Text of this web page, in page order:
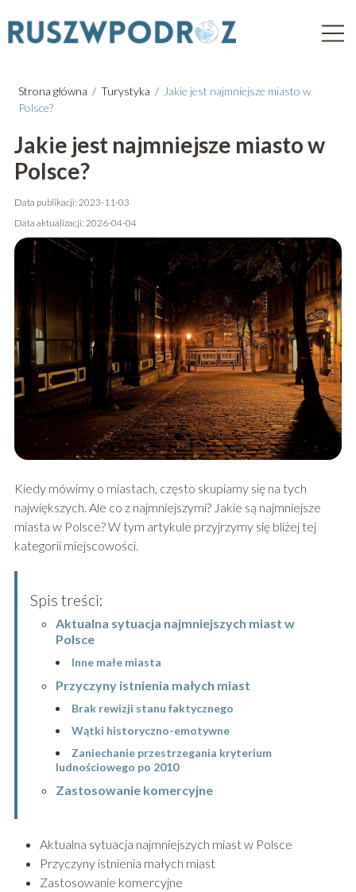
Strona główna / Turystyka / Jakie jest najmniejsze miasto w
Polsce?
Jakie jest najmniejsze miasto w
Polsce?
Data publikacji: 2023-11-03
Data aktualizacji: 2026-04-04
Kiedy mówimy o miastach, często skupiamy się na tych
największych. Ale co z najmniejszymi? Jakie są najmniejsze
miasta w Polsce? W tym artykule przyjrzymy się bliżej tej
kategorii miejscowości.
Spis treści:
Aktualna sytuacja najmniejszych miast w
Polsce
Inne małe miasta
Przyczyny istnienia małych miast
Brak rewizji stanu faktycznego
Wątki historyczno-emotywne
Zaniechanie przestrzegania kryterium
ludnościowego po 2010
Zastosowanie komercyjne
Aktualna sytuacja najmniejszych miast w Polsce
Przyczyny istnienia małych miast
Zastosowanie komercyjne